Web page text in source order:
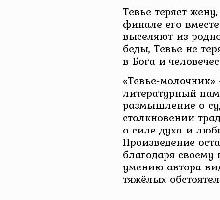
Тевье теряет
финале его
выселяют из
беды, Тевье не
в Бога и
«Тевье-
литературный
размышление о
столкновении
о силе духа и
Произведение
благодаря
умению автора
тяжёлых